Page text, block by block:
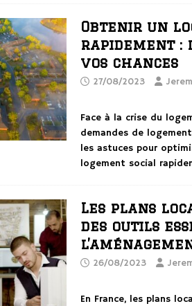
Obtenir un
rapidement :
vos chances
27/08/2023
Face à la crise du
demandes de
les astuces pour
logement social
Les plans
des outils
26/08/2023
En France, les plans